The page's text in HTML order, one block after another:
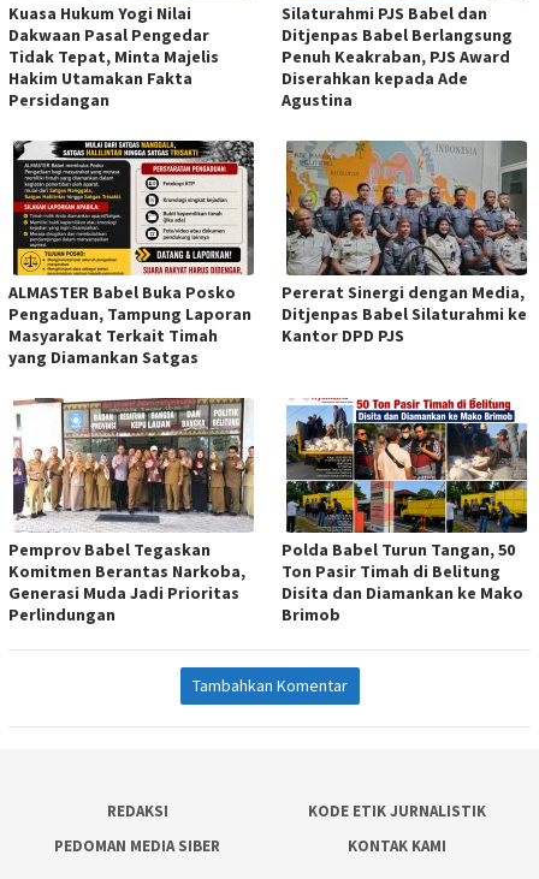
Kuasa Hukum Yogi Nilai
Dakwaan Pasal Pengedar
Tidak Tepat, Minta Majelis
Hakim Utamakan Fakta
Persidangan
Silaturahmi PJS Babel dan
Ditjenpas Babel Berlangsung
Penuh Keakraban, PJS Award
Diserahkan kepada Ade
Agustina
ALMASTER Babel Buka Posko
Pengaduan, Tampung Laporan
Masyarakat Terkait Timah
yang Diamankan Satgas
Pererat Sinergi dengan Media,
Ditjenpas Babel Silaturahmi ke
Kantor DPD PJS
Pemprov Babel Tegaskan
Komitmen Berantas Narkoba,
Generasi Muda Jadi Prioritas
Perlindungan
Polda Babel Turun Tangan, 50
Ton Pasir Timah di Belitung
Disita dan Diamankan ke Mako
Brimob
Tambahkan Komentar
REDAKSI
KODE ETIK JURNALISTIK
PEDOMAN MEDIA SIBER
KONTAK KAMI